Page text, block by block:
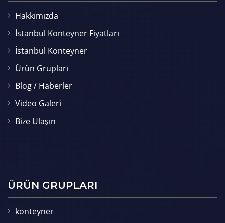
Hakkımızda
İstanbul Konteyner Fiyatları
İstanbul Konteyner
Ürün Grupları
Blog / Haberler
Video Galeri
Bize Ulaşın
ÜRÜN GRUPLARI
konteyner